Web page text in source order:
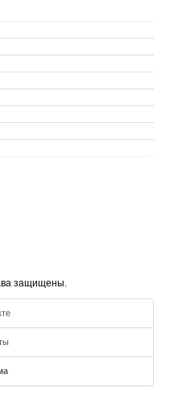
защищены.